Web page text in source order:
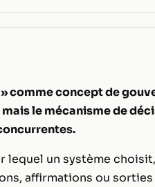
comme concept de
le mécanisme de
lequel un système
affirmations ou